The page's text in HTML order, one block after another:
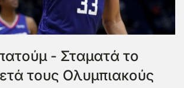
- Σταματά το
τους Ολυμπιακούς